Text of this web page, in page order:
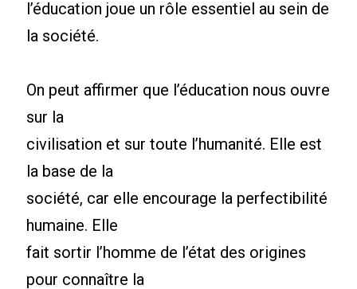
l’éducation joue un rôle essentiel au sein de
la société.
On peut affirmer que l’éducation nous ouvre
sur la
civilisation et sur toute l’humanité. Elle est
la base de la
société, car elle encourage la perfectibilité
humaine. Elle
fait sortir l’homme de l’état des origines
pour connaître la